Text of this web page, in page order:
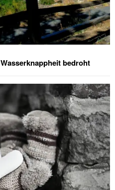
bedroht